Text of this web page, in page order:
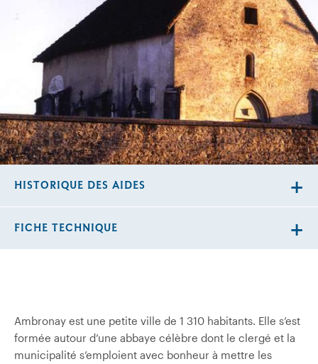
Ambronay est une petite ville de 1 310 habitants. Elle s’est
formée autour d’une abbaye célèbre dont le clergé et la
municipalité s’emploient avec bonheur à mettre les
HISTORIQUE DES AIDES
FICHE TECHNIQUE